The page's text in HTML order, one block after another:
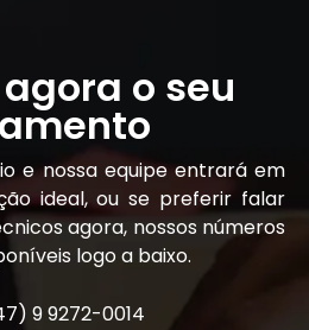
o seu
e nossa equipe entrará em
ideal, ou se preferir falar
agora, nossos números
logo a baixo.
9 9272-0014